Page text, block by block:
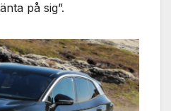
på sig”.